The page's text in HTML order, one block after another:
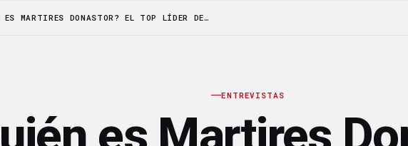
ES MARTIRES DONASTOR? EL TOP LÍDER DE…
ENTREVISTAS